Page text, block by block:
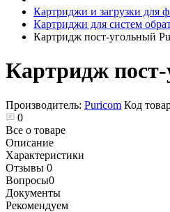
Картриджи и загрузки для
Картриджи для систем
Картридж пост-угольный
Картридж
Производитель: Puricom Код
0
Все о товаре
Описание
Характеристики
Отзывы 0
Вопросы0
Документы
Рекомендуем